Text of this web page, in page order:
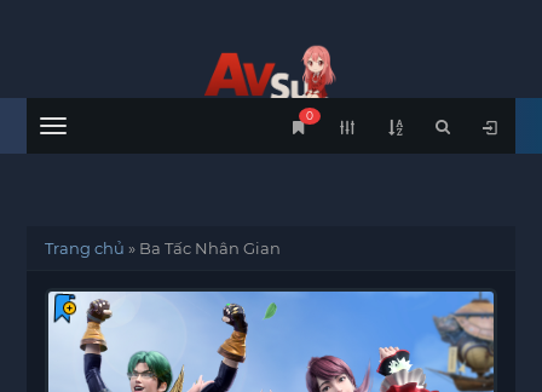
Menu
0
Trang chủ » Ba Tấc Nhân Gian